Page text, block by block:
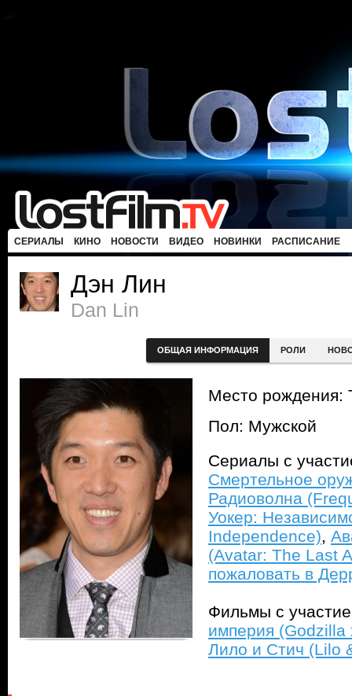
СЕРИАЛЫ КИНО НОВОСТИ ВИДЕО НОВИНКИ РАСПИСАНИЕ
Дэн Лин
Dan Lin
ОБЩАЯ ИНФОРМАЦИЯ РОЛИ
Место рождения:
Пол: Мужской
Сериалы с
Смертельное
Радиоволна
Уокер:
Independence),
(Avatar: The Last
пожаловать в
Фильмы с
империя (Godzilla
Лило и Стич (Lilo